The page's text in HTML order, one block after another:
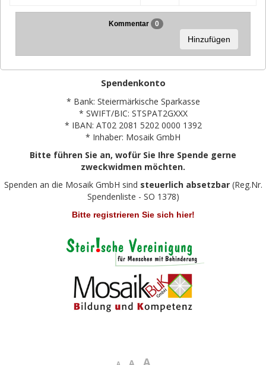
Kommentar 0
Hinzufügen
Spendenkonto
* Bank: Steiermärkische Sparkasse
* SWIFT/BIC: STSPAT2GXXX
* IBAN: AT02 2081 5202 0000 1392
* Inhaber: Mosaik GmbH
Bitte führen Sie an, wofür Sie Ihre Spende gerne
zweckwidmen möchten.
Spenden an die Mosaik GmbH sind steuerlich absetzbar(Reg.Nr.
Spendenliste - SO 1378)
Bitte registrieren Sie sich hier!